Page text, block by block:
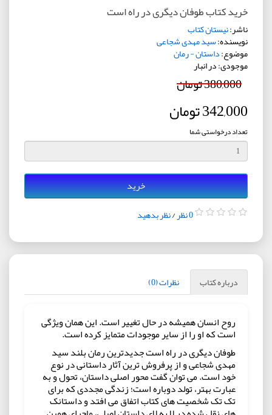
خرید کتاب طوفان دیگری در راه است
ناشر:نیستان کتاب
نویسنده:سید مهدی شجاعی
موضوع:داستان - رمان
موجودی: در انبار
380,000 تومان
342,000 تومان
تعداد درخواستی شما
خرید
0 نظر /نظر بدهید
درباره کتاب نظرات (0)
روح انسان همیشه در حال تغییر است. این همان ویژگی
است که او را از سایر موجودات متمایز کرده است.
طوفان دیگری در راه است جدیدترین رمان بلند سید
مهدی شجاعی و از پرفروش ترین آثار داستانی در نوع
خود است. می توان گفت محور اصلی داستان، تحول و به
عبارت بهتر، تولد دوباره است؛ زندگی مجددی که برای
تک تک شخصیت های کتاب اتفاق می افتد و داستانک